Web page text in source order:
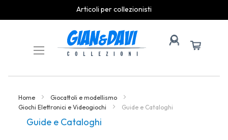
Articoli per collezionisti
Content
Home
Giocattoli e modellismo
Giochi Elettronici e Videogiochi
Guide e Cataloghi
Guide e Cataloghi